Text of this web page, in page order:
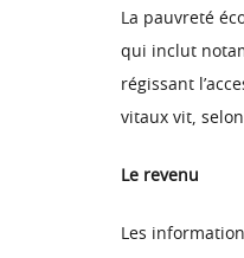
La pauvreté
qui inclut
régissant
vitaux vit,
Le revenu
Les